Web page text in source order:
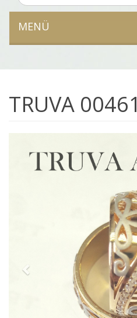
MENÜ
TRUVA 00461